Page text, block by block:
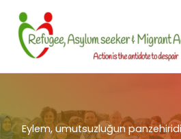
atla
Eylem, umutsuzluğun